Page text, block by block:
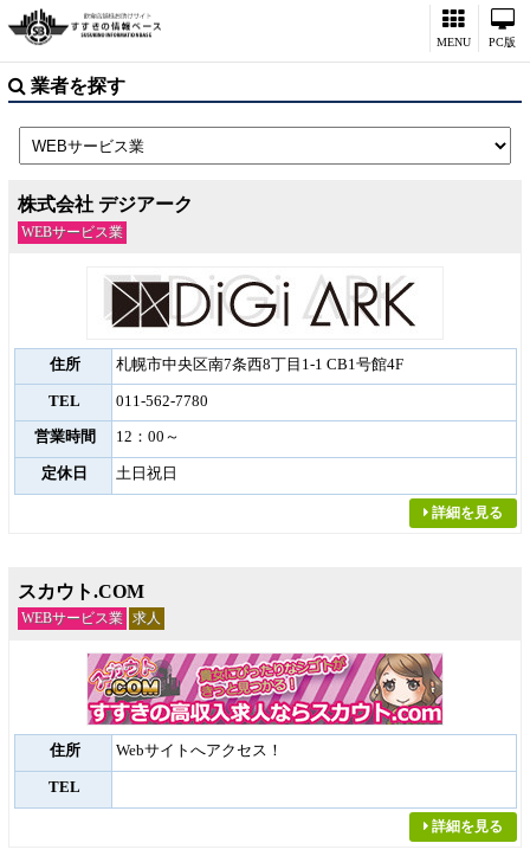
PC版
MENU
業者を探す
株式会社 デジアーク
WEBサービス業
住所 札幌市中央区南7条西8丁目1-1 CB1号館4F
TEL 011-562-7780
営業時間 12：00～
定休日 土日祝日
詳細を見る
スカウト.COM
WEBサービス業 求人
住所 Webサイトへアクセス！
TEL
詳細を見る